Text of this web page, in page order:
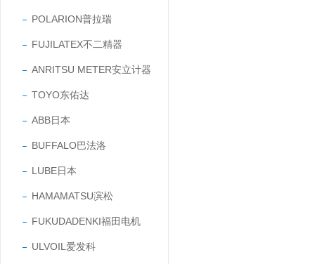
POLARION普拉瑞
FUJILATEX不二精器
ANRITSU METER安立计器
TOYO东佑达
ABB日本
BUFFALO巴法洛
LUBE日本
HAMAMATSU滨松
FUKUDADENKI福田电机
ULVOIL爱发科